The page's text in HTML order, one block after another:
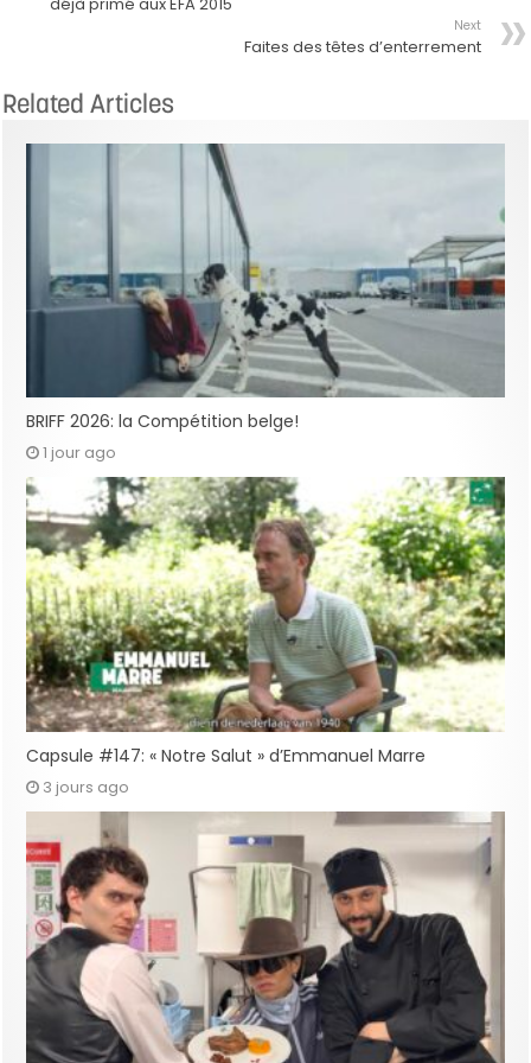
Next
Faites des têtes d’enterrement
Related Articles
BRIFF 2026: la Compétition belge!
1 jour ago
Capsule #147: « Notre Salut » d’Emmanuel Marre
3 jours ago